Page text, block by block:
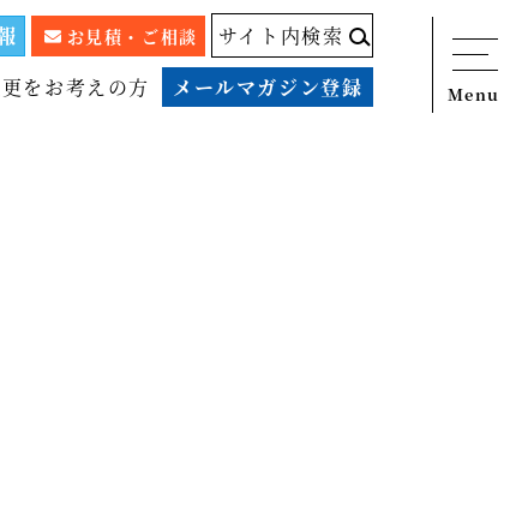
お見積・ご相談
サイト内検索
をお考えの方 メールマガジン登録 Menu